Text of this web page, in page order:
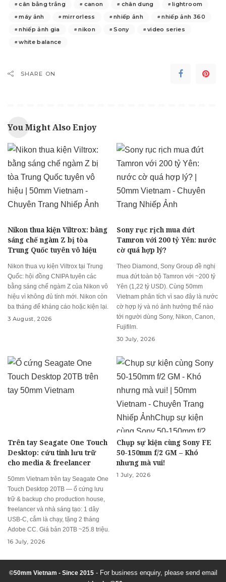
cân bằng trắng
canon chân dung
lightroom
máy ảnh
mirrorless nhiếp ảnh
nhiếp ảnh 360
nhiếp ảnh gia
nikon Sony
video series
white balance
SHARE ON
You Might Also Enjoy
Nikon thua kiện Viltrox: bằng
sáng chế ngàm Z bị tòa
Trung Quốc tuyên vô hiệu
Nikon thua vụ kiện Viltrox tại Trung
Quốc: hội đồng CNIPA tuyên các
bằng sáng chế ngàm Z của Nikon vô
hiệu vì không đủ tính mới. Nikon còn
ba tháng để kháng cáo hoặc kiện lại.
3 August, 2026
Sony rục rịch mua đứt
Tamron với 200 tỷ Yên: nước
cờ quá hợp lý?
Theo Diamond, Sony Group đề nghị
mua đứt toàn bộ Tamron với ~200 tỷ
Yên (1,22 tỷ USD). Cùng 50mm
Vietnam phân tích vì sao đây là nước
cờ hợp lý và nó ảnh hưởng thế nào
tới người dùng Sony, Nikon, Canon,
Fujifilm.
30 July, 2026
Trên tay Seagate One Touch
Desktop: cứu tinh lưu trữ
cho media & freelancer
50mm Vietnam trên tay Seagate One
Touch Desktop 20TB — ổ cứng lưu
trữ & backup cho production house,
freelancer và nhà sáng tạo: 1 dây
USB-C, cắm là chạy, tặng 2 tháng
Adobe CC. Giá bản 20TB ~25.8 triệu.
16 July, 2026
Chụp sự kiện cùng Sony FE
50-150mm f/2 GM – Khó
nhưng mà vui!
1 July, 2026
©50mm Vietnam - Since 2015- For business enquiry, please send email